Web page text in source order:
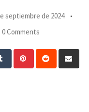
septiembre de 2024
0 Comments
Tumblr PinterestReddit
via